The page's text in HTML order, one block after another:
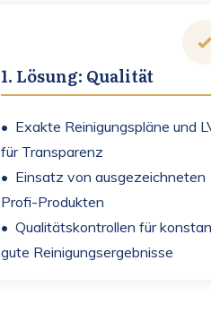
1. Lösung: Qualität
• Exakte Reinigungspläne und
für Transparenz
• Einsatz von ausgezeichneten
Profi-Produkten
• Qualitätskontrollen für
gute Reinigungsergebnisse